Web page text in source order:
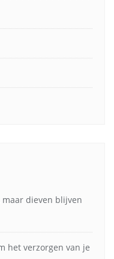
dieven blijven
het verzorgen van je